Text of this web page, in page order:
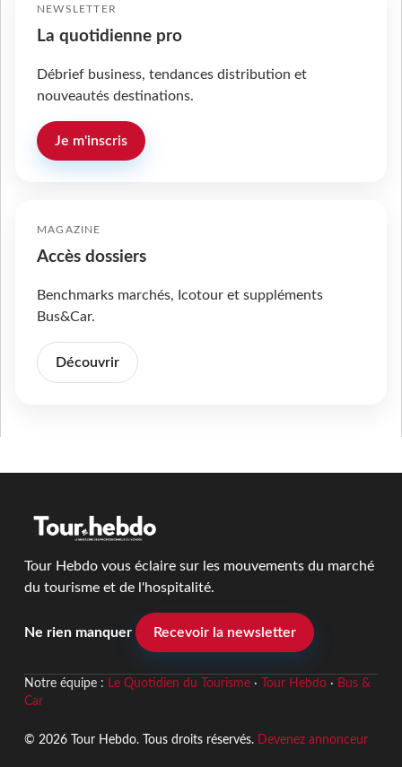
NEWSLETTER
La quotidienne pro
Débrief business, tendances distribution et
nouveautés destinations.
Je m'inscris
MAGAZINE
Accès dossiers
Benchmarks marchés, Icotour et suppléments
Bus&Car.
Découvrir
Tour Hebdo vous éclaire sur les mouvements du marché
du tourisme et de l'hospitalité.
Ne rien manquer Recevoir la newsletter
Notre équipe : Le Quotidien du Tourisme· Tour Hebdo· Bus &
Car
© 2026 Tour Hebdo. Tous droits réservés. Devenez annonceur